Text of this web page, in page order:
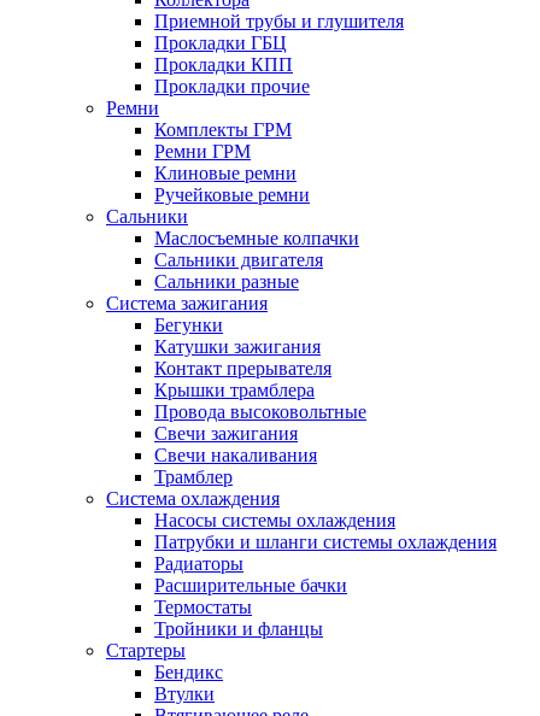
Приемной трубы и глушителя
Прокладки ГБЦ
Прокладки КПП
Прокладки прочие
Ремни
Комплекты ГРМ
Ремни ГРМ
Клиновые ремни
Ручейковые ремни
Сальники
Маслосъемные колпачки
Сальники двигателя
Сальники разные
Система зажигания
Бегунки
Катушки зажигания
Контакт прерывателя
Крышки трамблера
Провода высоковольтные
Свечи зажигания
Свечи накаливания
Трамблер
Система охлаждения
Насосы системы охлаждения
Патрубки и шланги системы охлаждения
Радиаторы
Расширительные бачки
Термостаты
Тройники и фланцы
Стартеры
Бендикс
Втулки